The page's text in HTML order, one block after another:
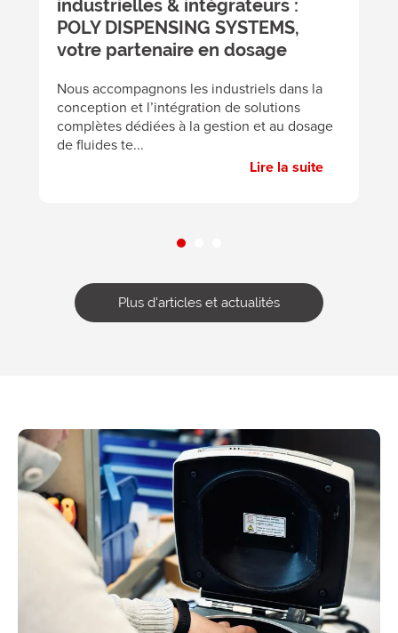
industrielles & intégrateurs :
POLY DISPENSING SYSTEMS,
votre partenaire en dosage
Nous accompagnons les industriels dans la
conception et l’intégration de solutions
complètes dédiées à la gestion et au dosage
de fluides te...
Lire la suite
Plus d'articles et actualités